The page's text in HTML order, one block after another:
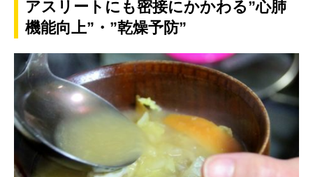
アスリートにも密接にかかわる”心肺
機能向上”・”乾燥予防”